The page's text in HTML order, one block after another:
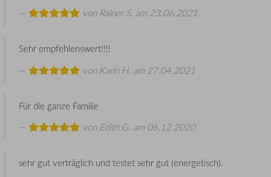
von Rainer S. am 23.06.2021
Sehr empfehlenswert!!!!
von Karin H. am 27.04.2021
Für die ganze Familie
von Edith G. am 06.12.2020
sehr gut verträglich und testet sehr gut (energetisch).